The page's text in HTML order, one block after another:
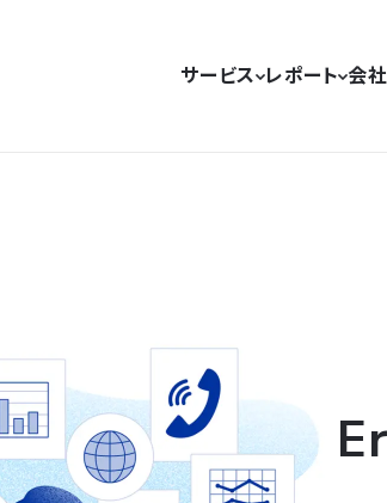
サービス レポート 会